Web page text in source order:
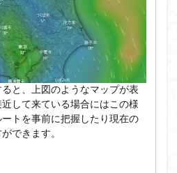
ると、上図のようなマップが表
して来ている場合にはこの様
トを事前に把握したり現在の
できます。